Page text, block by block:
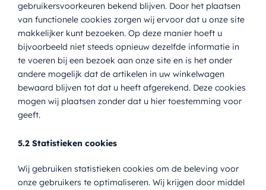
gebruikersvoorkeuren bekend blijven. Door het plaatsen
van functionele cookies zorgen wij ervoor dat u onze site
makkelijker kunt bezoeken. Op deze manier hoeft u
bijvoorbeeld niet steeds opnieuw dezelfde informatie in
te voeren bij een bezoek aan onze site en is het onder
andere mogelijk dat de artikelen in uw winkelwagen
bewaard blijven tot dat u heeft afgerekend. Deze cookies
mogen wij plaatsen zonder dat u hier toestemming voor
geeft.
5.2 Statistieken cookies
Wij gebruiken statistieken cookies om de beleving voor
onze gebruikers te optimaliseren. Wij krijgen door middel